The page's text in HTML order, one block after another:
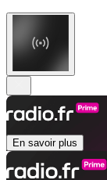
En savoir plus